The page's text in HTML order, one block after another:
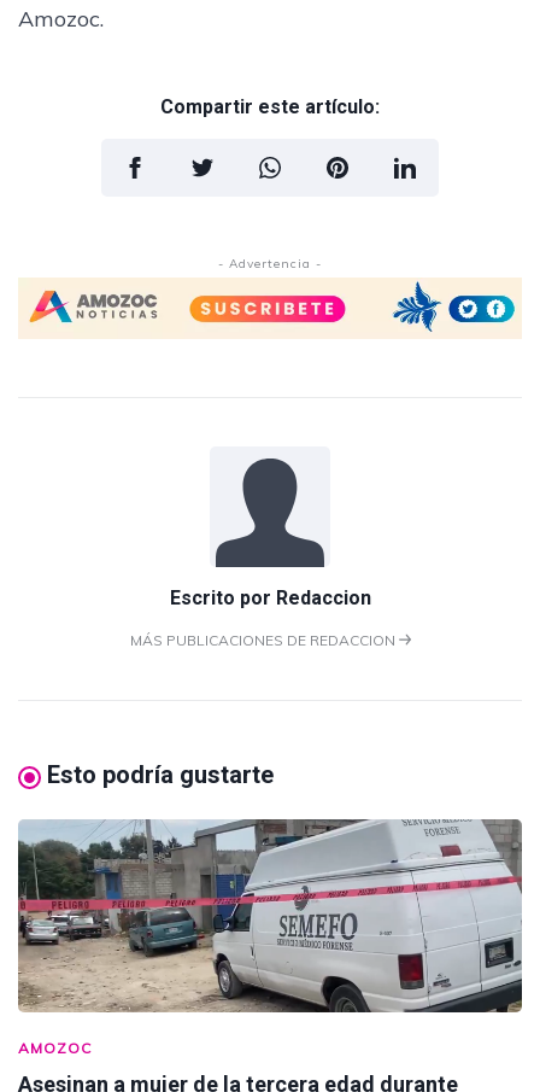
Amozoc.
Compartir este artículo:
- Advertencia -
Escrito por Redaccion
MÁS PUBLICACIONES DE REDACCION
Esto podría gustarte
AMOZOC
Asesinan a mujer de la tercera edad durante